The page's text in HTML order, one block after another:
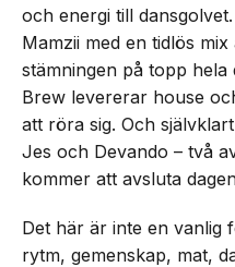
och energi till
Mamzii med en tidlös
stämningen på topp hela
Brew levererar house
att röra sig. Och
Jes och Devando – två
kommer att avsluta
Det här är inte en vanlig
rytm, gemenskap, mat,